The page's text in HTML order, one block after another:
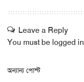
Leave a Reply
You must be logged in
অন্যান্য পোস্ট